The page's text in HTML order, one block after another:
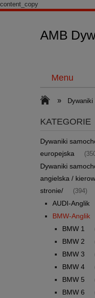
content_copy
AMB
Menu
»
KATEGORIE
Dywaniki
europejska
Dywaniki
angielska /
stronie/
(394)
AUDI-Anglik
BMW-Anglik
BMW 1
BMW 2
BMW 3
BMW 4
BMW 5
BMW 6